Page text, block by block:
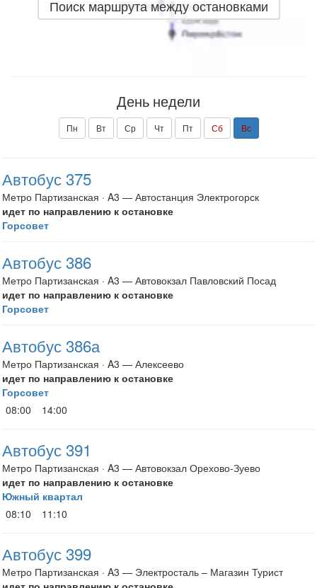
Поиск маршрута между остановками
День недели
Пн Вт Ср Чт Пт Сб Вс
Автобус 375
Метро Партизанская · A3 — Автостанция Электрогорск
идет по направлению к остановке
Горсовет
Автобус 386
Метро Партизанская · A3 — Автовокзал Павловский Посад
идет по направлению к остановке
Горсовет
Автобус 386а
Метро Партизанская · A3 — Алексеево
идет по направлению к остановке
Горсовет
08:00
14:00
Автобус 391
Метро Партизанская · A3 — Автовокзал Орехово-Зуево
идет по направлению к остановке
Южный квартал
08:10
11:10
Автобус 399
Метро Партизанская · A3 — Электросталь – Магазин Турист